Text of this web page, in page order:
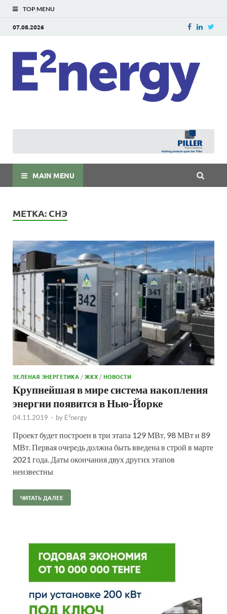
TOP MENU
07.08.2026
MAIN MENU
МЕТКА: СНЭ
ЗЕЛЕНАЯ ЭНЕРГЕТИКА /ЖКХ /НОВОСТИ
Крупнейшая в мире система накопления
энергии появится в Нью-Йорке
04.11.2019 - by E²nergy
Проект будет построен в три этапа 129 МВт, 98 МВт и 89
МВт. Первая очередь должна быть введена в строй в марте
2021 года. Даты окончания двух других этапов
неизвестны
ЧИТАТЬ ДАЛЕЕ